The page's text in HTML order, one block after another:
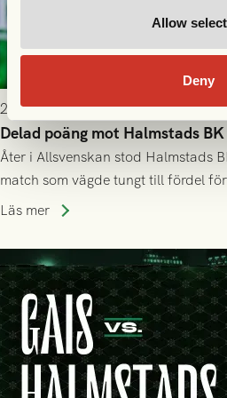
Allow
Deny
2026-07-26 21:00
Delad poäng mot Halmstads BK
Åter i Allsvenskan stod Halmstads
match som vägde tungt till fördel
delades efter dramatik på tilläggstid.
Läs mer